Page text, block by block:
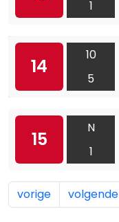
1
14
10
5
15
N
1
vorige volgende